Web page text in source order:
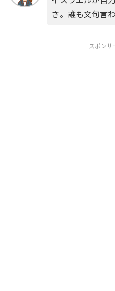
さ。誰も文句言
スポン